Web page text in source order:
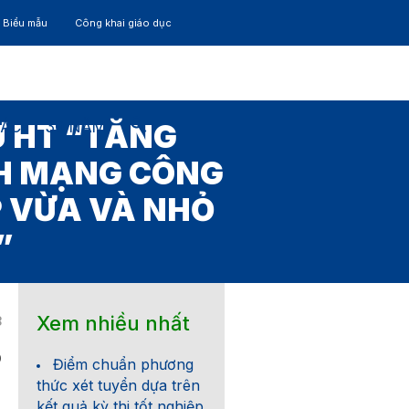
mẫu Công khai giáo dục
30 NĂM
HT “TĂNG
MẠNG CÔNG
VỪA VÀ NHỎ
Xem nhiều nhất
Điểm chuẩn phương
thức xét tuyển dựa trên